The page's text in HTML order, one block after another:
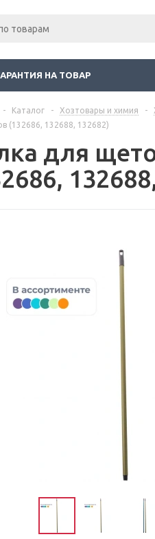
НА ТОВАР
- Каталог - Хозтовары и химия -
(132686, 132688, 132682)
для